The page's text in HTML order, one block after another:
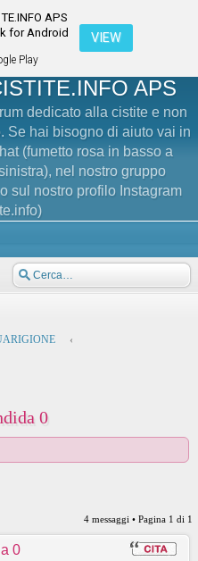
APS
for Android
Play
VIEW
APS
dedicato alla cistite e non
Se hai bisogno di aiuto vai in
(fumetto rosa in basso a
nel nostro gruppo
sul nostro profilo Instagram
‹
0
4 messaggi • Pagina 1 di 1
0